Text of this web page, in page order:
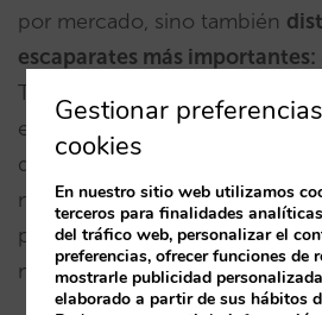
por mercado, sino también
escaparates más importantes:
TripAdvisor –para los
en Google –haciendo anuncios
que diriges la oferta- y con
marketing segmentadas a los
países. Si creas unageotarifa
muestras en su mercado es
Gestionar
cookies
En nuestro sitio web utilizamos
terceros para finalidades
del tráfico web, personalizar el
preferencias, ofrecer funciones de
mostrarle publicidad
elaborado a partir de sus hábitos